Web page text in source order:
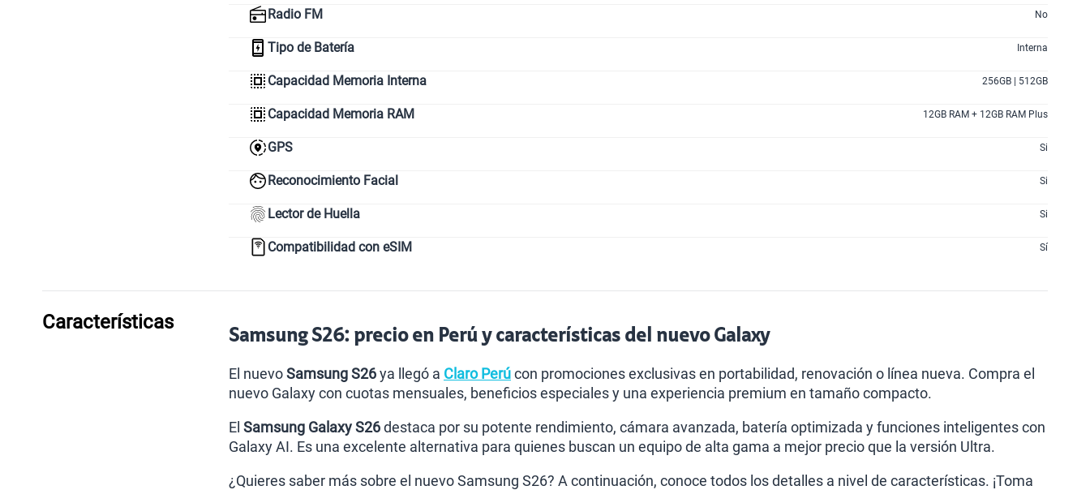
Radio FM No
Tipo de Batería Interna
Capacidad Memoria Interna 256GB | 512GB
Capacidad Memoria RAM 12GB RAM + 12GB RAM Plus
GPS Si
Reconocimiento Facial Si
Lector de Huella Si
Compatibilidad con eSIM Sí
Características
Samsung S26: precio en Perú y características del nuevo Galaxy
El nuevoSamsung S26ya llegó a Claro Perúcon promociones exclusivas en portabilidad, renovación o línea nueva. Compra el
nuevo Galaxy con cuotas mensuales, beneficios especiales y una experiencia premium en tamaño compacto.
El Samsung Galaxy S26destaca por su potente rendimiento, cámara avanzada, batería optimizada y funciones inteligentes con
Galaxy AI. Es una excelente alternativa para quienes buscan un equipo de alta gama a mejor precio que la versión Ultra.
¿Quieres saber más sobre el nuevo Samsung S26? A continuación, conoce todos los detalles a nivel de características. ¡Toma